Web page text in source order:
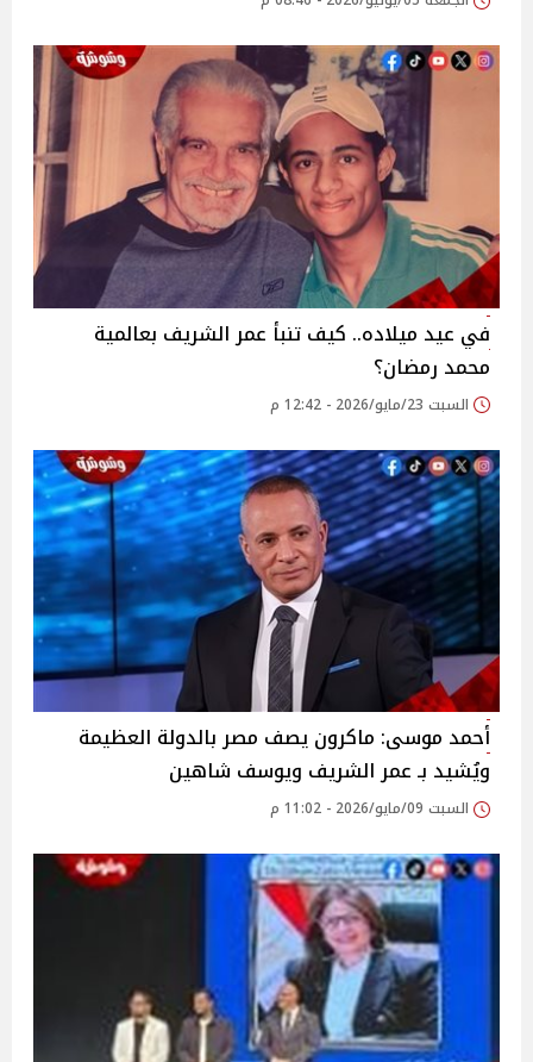
في عيد ميلاده.. كيف تنبأ عمر الشريف بعالمية
محمد رمضان؟
السبت 23/مايو/2026 - 12:42 م
أحمد موسى: ماكرون يصف مصر بالدولة العظيمة
ويُشيد بـ عمر الشريف ويوسف شاهين
السبت 09/مايو/2026 - 11:02 م